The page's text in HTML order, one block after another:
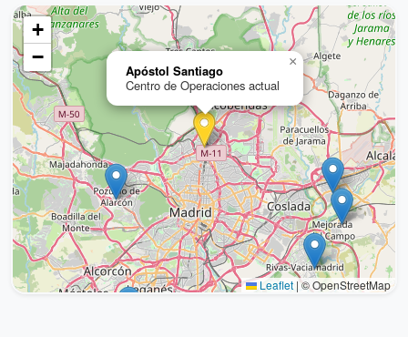
Apóstol Santiago
Centro de Operaciones actual
×
+
−
Leaflet |© OpenStreetMap